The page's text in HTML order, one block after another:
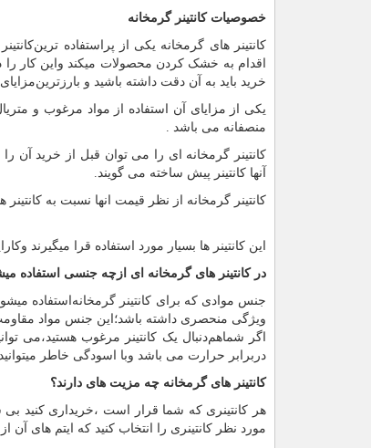
خصوصیات کانتینر گرمخانه
کانتینر های گرمخانه یکی از پراستفاده
اقدام به خشک کردن محصولات میکند واین کار را
خرید باید به آن دقت داشته باشید و
یکی از مزایای آن استفاده از مواد مرغوب و
منصفانه می باشد .
کانتینر گرمخانه ای را می توان قبل از خرید آن
آنها کانتینر پیش ساخته می گویند.
کانتینر گرمخانه از نظر قیمت انها نسبت به
این کانتینر ها بسیار مورد استفاده قرا میگیرند
در کانتینر های گرمخانه ای ازچه جنسی استفاده
جنس موادی که برای کانتینر گرمخانه‌استفاده
ویژگی منحصری داشته باشد؛این جنس مواد
اگر شماهم‌دنبال یک کانتینر مرغوب هستید،می
دربرابر حرارت می باشد وبا اسودگی خاطر
کانتینر های گرمخانه چه مزیت های دارند؟
هر کانتینری که شما قرار است ،خریداری کنید
مورد نظر کانتینری را انتخاب کنید که ایتم های آن